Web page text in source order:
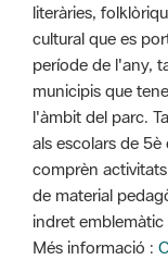
literàries,
cultural que es
període de l'any,
municipis que
l'àmbit del parc.
als escolars de
comprèn
de material
indret
Més informació :